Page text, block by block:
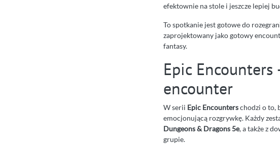
efektownie na stole i jeszcze lepiej
To spotkanie jest gotowe do
zaprojektowany jako gotowy
fantasy.
Epic Encounters
encounter
W serii Epic Encounterschodzi o to,
emocjonującą rozgrywkę. Każdy
Dungeons & Dragons 5e, a także z
grupie.